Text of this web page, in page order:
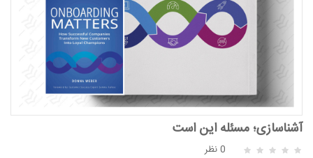
آشناسازی؛ مسئله این است
0 نظر